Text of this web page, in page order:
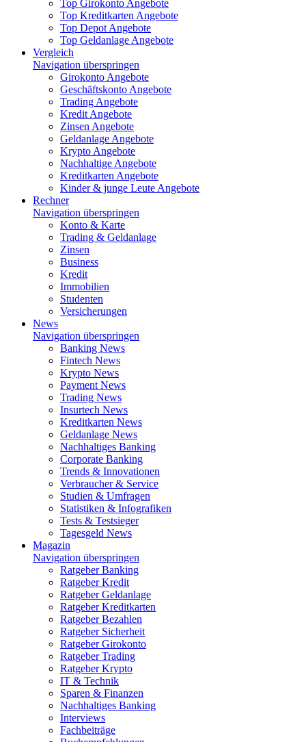
Top Girokonto Angebote
Top Kreditkarten Angebote
Top Depot Angebote
Top Geldanlage Angebote
Vergleich
Navigation überspringen
Girokonto Angebote
Geschäftskonto Angebote
Trading Angebote
Kredit Angebote
Zinsen Angebote
Geldanlage Angebote
Krypto Angebote
Nachhaltige Angebote
Kreditkarten Angebote
Kinder & junge Leute Angebote
Rechner
Navigation überspringen
Konto & Karte
Trading & Geldanlage
Zinsen
Business
Kredit
Immobilien
Studenten
Versicherungen
News
Navigation überspringen
Banking News
Fintech News
Krypto News
Payment News
Trading News
Insurtech News
Kreditkarten News
Geldanlage News
Nachhaltiges Banking
Corporate Banking
Trends & Innovationen
Verbraucher & Service
Studien & Umfragen
Statistiken & Infografiken
Tests & Testsieger
Tagesgeld News
Magazin
Navigation überspringen
Ratgeber Banking
Ratgeber Kredit
Ratgeber Geldanlage
Ratgeber Kreditkarten
Ratgeber Bezahlen
Ratgeber Sicherheit
Ratgeber Girokonto
Ratgeber Trading
Ratgeber Krypto
IT & Technik
Sparen & Finanzen
Nachhaltiges Banking
Interviews
Fachbeiträge